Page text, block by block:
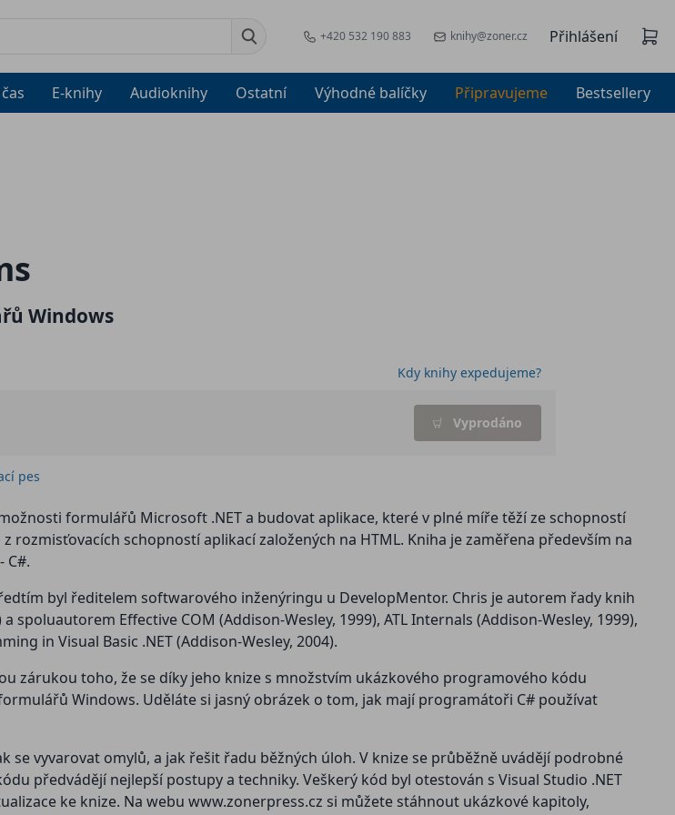
+420 532 190 883 knihy@zoner.cz Přihlášení
E-knihy Audioknihy Ostatní Výhodné balíčky Připravujeme Bestsellery
Windows
Kdy knihy expedujeme?
Vyprodáno
pes
formulářů Microsoft .NET a budovat aplikace, které v plné míře těží ze schopností
schopností aplikací založených na HTML. Kniha je zaměřena především na
C#.
byl ředitelem softwarového inženýringu u DevelopMentor. Chris je autorem řady knih
Effective COM (Addison-Wesley, 1999), ATL Internals (Addison-Wesley, 1999),
in Visual Basic .NET (Addison-Wesley, 2004).
zárukou toho, že se díky jeho knize s množstvím ukázkového programového kódu
Windows. Uděláte si jasný obrázek o tom, jak mají programátoři C# používat
se vyvarovat omylů, a jak řešit řadu běžných úloh. V knize se průběžně uvádějí podrobné
předvádějí nejlepší postupy a techniky. Veškerý kód byl otestován s Visual Studio .NET
ke knize. Na webu www.zonerpress.cz si můžete stáhnout ukázkové kapitoly,